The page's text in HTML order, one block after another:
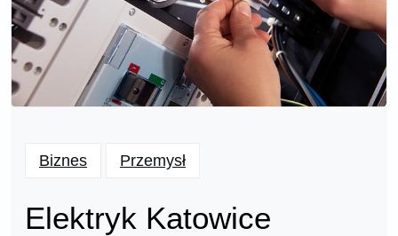
Biznes Przemysł
Elektryk Katowice